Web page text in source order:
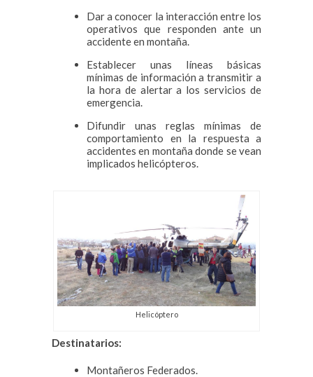
Dar a conocer la interacción entre los
operativos que responden ante un
accidente en montaña.
Establecer unas líneas básicas
mínimas de información a transmitir a
la hora de alertar a los servicios de
emergencia.
Difundir unas reglas mínimas de
comportamiento en la respuesta a
accidentes en montaña donde se vean
implicados helicópteros.
Helicóptero
Destinatarios:
Montañeros Federados.